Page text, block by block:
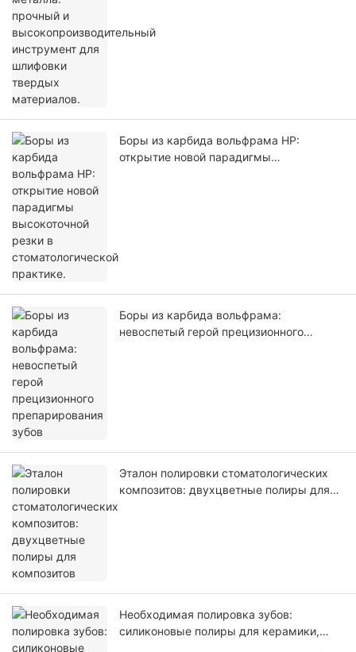
Боры из карбида вольфрама HP:
открытие новой парадигмы
Боры из карбида вольфрама:
невоспетый герой прецизионного
Эталон полировки стоматологических
композитов: двухцветные полиры для
Необходимая полировка зубов:
силиконовые полиры для керамики,